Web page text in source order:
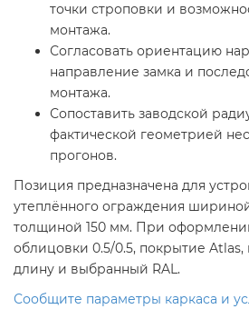
точки строповки и
монтажа.
Согласовать ориентацию
направление замка и
монтажа.
Сопоставить заводской
фактической геометрией
прогонов.
Позиция предназначена для
утеплённого ограждения
толщиной 150 мм. При
облицовки 0.5/0.5, покрытие
длину и выбранный RAL.
Сообщите параметры каркаса и